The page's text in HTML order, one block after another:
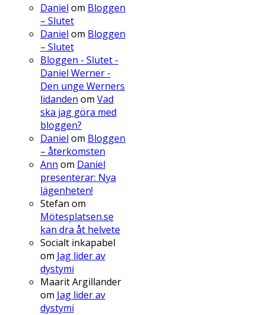
Daniel om Bloggen
– Slutet
Daniel om Bloggen
– Slutet
Bloggen - Slutet -
Daniel Werner -
Den unge Werners
lidanden om Vad
ska jag göra med
bloggen?
Daniel om Bloggen
– återkomsten
Ann om Daniel
presenterar: Nya
lägenheten!
Stefan om
Mötesplatsen.se
kan dra åt helvete
Socialt inkapabel
om Jag lider av
dystymi
Maarit Argillander
om Jag lider av
dystymi